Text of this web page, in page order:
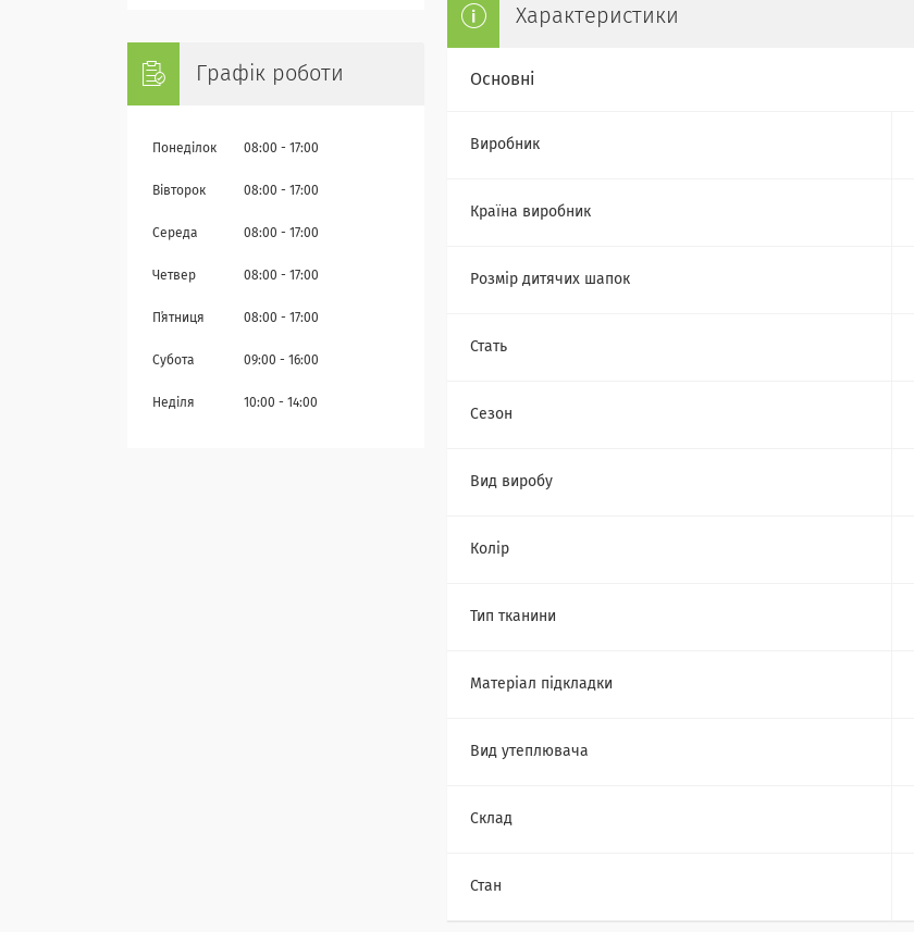
Характеристики
Основні
Виробник
Країна виробник
Розмір дитячих шапок
Стать
Сезон
Вид виробу
Колір
Тип тканини
Матеріал підкладки
Вид утеплювача
Склад
Стан
Графік роботи
Понеділок 08:00 17:00
Вівторок 08:00 17:00
Середа 08:00 17:00
Четвер 08:00 17:00
Пʼятниця 08:00 17:00
Субота 09:00 16:00
Неділя 10:00 14:00